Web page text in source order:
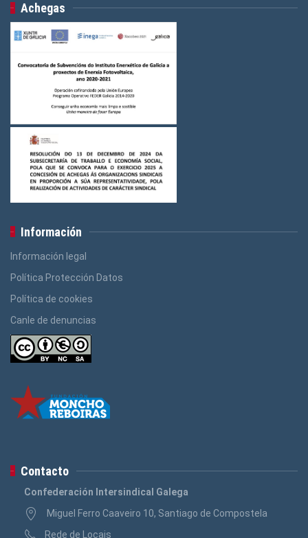
Achegas
Información
Información legal
Política Protección Datos
Política de cookies
Canle de denuncias
Contacto
Confederación Intersindical Galega
Miguel Ferro Caaveiro 10, Santiago de Compostela
Rede de Locais